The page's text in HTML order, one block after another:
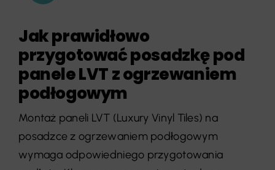
Jak prawidłowo
przygotować posadzkę pod
panele LVT z ogrzewaniem
podłogowym
Montaż paneli LVT (Luxury Vinyl Tiles) na
posadzce z ogrzewaniem podłogowym
wymaga odpowiedniego przygotowania